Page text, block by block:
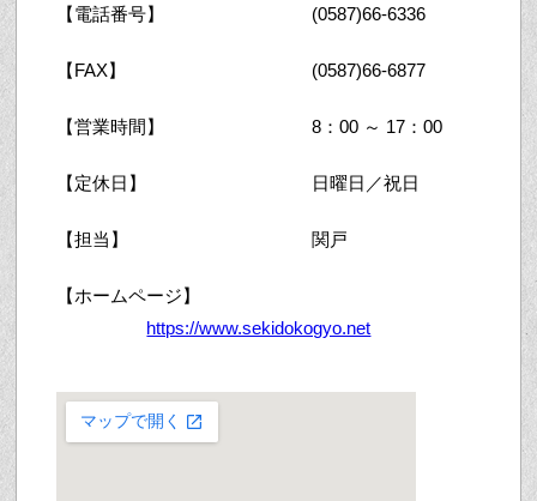
【電話番号】 (0587)66-6336
【FAX】 (0587)66-6877
【営業時間】 8：00 ～ 17：00
【定休日】 日曜日／祝日
【担当】 関戸
【ホームページ】
https://www.sekidokogyo.net